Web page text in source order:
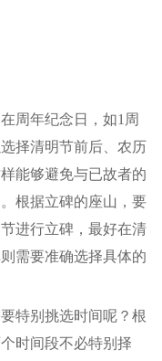
周年纪念日，如1周
择清明节前后、农历
能够避免与已故者的
根据立碑的座山，要
进行立碑，最好在清
需要准确选择具体的
特别挑选时间呢？根
时间段不必特别择